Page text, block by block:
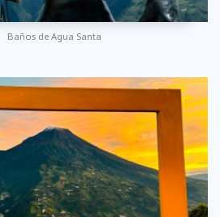
Baños de Agua Santa